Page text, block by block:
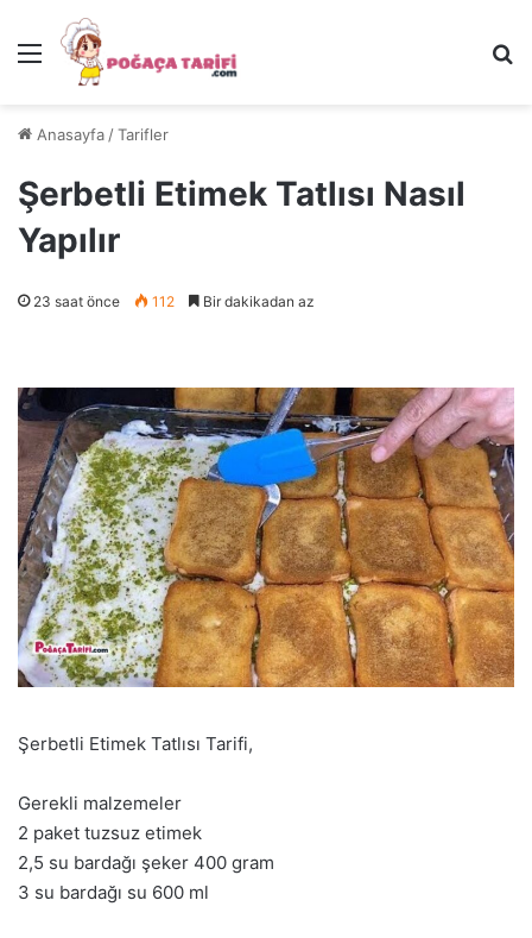
Menü
Anasayfa /Tarifler
Şerbetli Etimek Tatlısı Nasıl
Yapılır
23 saat önce 112 Bir dakikadan az
Şerbetli Etimek Tatlısı Tarifi,
Gerekli malzemeler
2 paket tuzsuz etimek
2,5 su bardağı şeker 400 gram
3 su bardağı su 600 ml